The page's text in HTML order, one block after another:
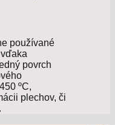
používané
povrch
ºC,
plechov, či
.